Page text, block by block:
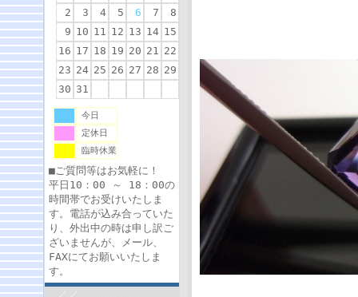
2
3 4 5 6 7
8
9 10 11 12 13 14 15
16 17 18 19 20 21 22
23 24 25 26 27 28 29
30 31
今日
定休日
臨時休業
■ご質問等はお気軽に！
平日10：00 ～ 18：00の
時間帯でお受けいたしま
す。電話が込み合っていた
り、外出中の時は申し訳ご
ざいませんが、メール、
FAXにてお願いいたしま
す。